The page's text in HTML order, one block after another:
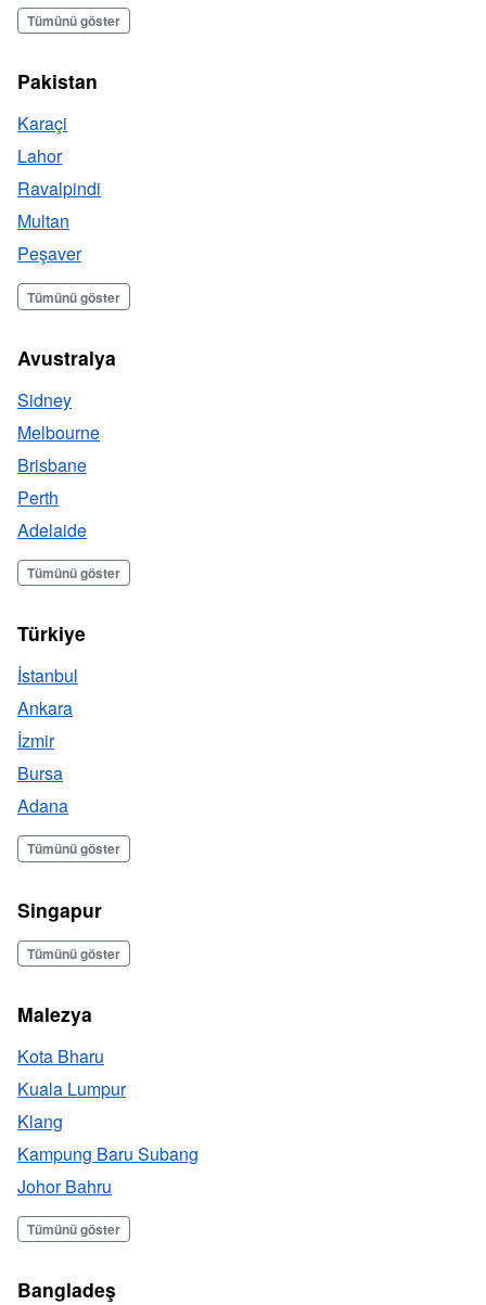
Tümünü göster
Pakistan
Karaçi
Lahor
Ravalpindi
Multan
Peşaver
Tümünü göster
Avustralya
Sidney
Melbourne
Brisbane
Perth
Adelaide
Tümünü göster
Türkiye
İstanbul
Ankara
İzmir
Bursa
Adana
Tümünü göster
Singapur
Tümünü göster
Malezya
Kota Bharu
Kuala Lumpur
Klang
Kampung Baru Subang
Johor Bahru
Tümünü göster
Bangladeş